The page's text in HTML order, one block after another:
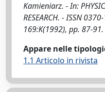
Kamieniarz. - In:
RESEARCH. - ISSN
169:K(1992), pp. 87-91.
Appare nelle
1.1 Articolo in rivista